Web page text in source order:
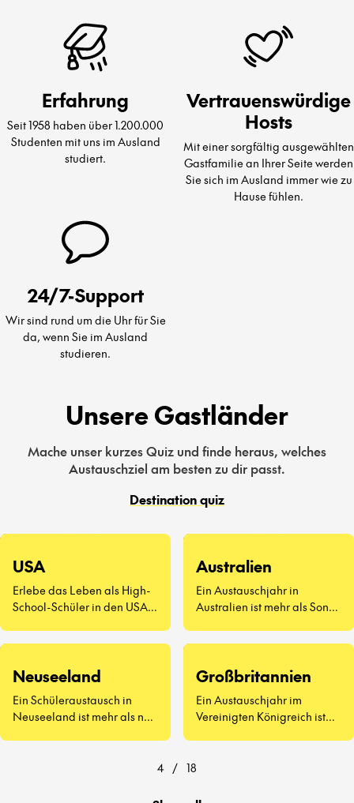
Erfahrung
Seit 1958 haben über 1.200.000
Studenten mit uns im Ausland
studiert.
Vertrauenswürdige
Hosts
Mit einer sorgfältig ausgewählten
Gastfamilie an Ihrer Seite werden
Sie sich im Ausland immer wie zu
Hause fühlen.
24/7-Support
Wir sind rund um die Uhr für Sie
da, wenn Sie im Ausland
studieren.
Unsere Gastländer
Mache unser kurzes Quiz und finde heraus, welches
Austauschziel am besten zu dir passt.
Destination quiz
USA
Erlebe das Leben als High-
School-Schüler in den USA –
Australien
Ein Austauschjahr in
Australien ist mehr als Sonne
zu probieren (ja, wirklich)
Schulalltag auf der anderen
Seite der Welt anfühlt.
Neuseeland
Ein Schüleraustausch in
Neuseeland ist mehr als nur
Großbritannien
Ein Austauschjahr im
Vereinigten Königreich ist
4 / 18